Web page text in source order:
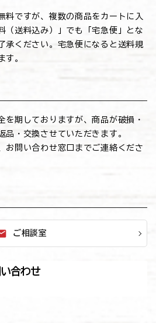
料ですが、複数の商品をカートに入
（送料込み）」でも「宅急便」とな
承ください。宅急便になると送料規
す。
を期しておりますが、商品が破損・
品・交換させていただきます。
お問い合わせ窓口までご連絡くださ
ご相談室
合わせ